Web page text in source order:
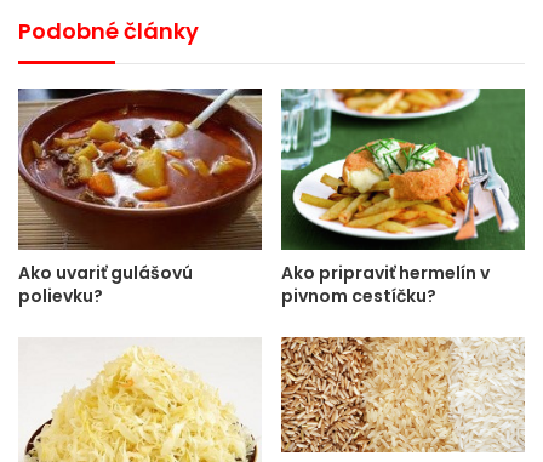
Podobné články
Ako uvariť gulášovú
polievku?
Ako pripraviť hermelín v
pivnom cestíčku?